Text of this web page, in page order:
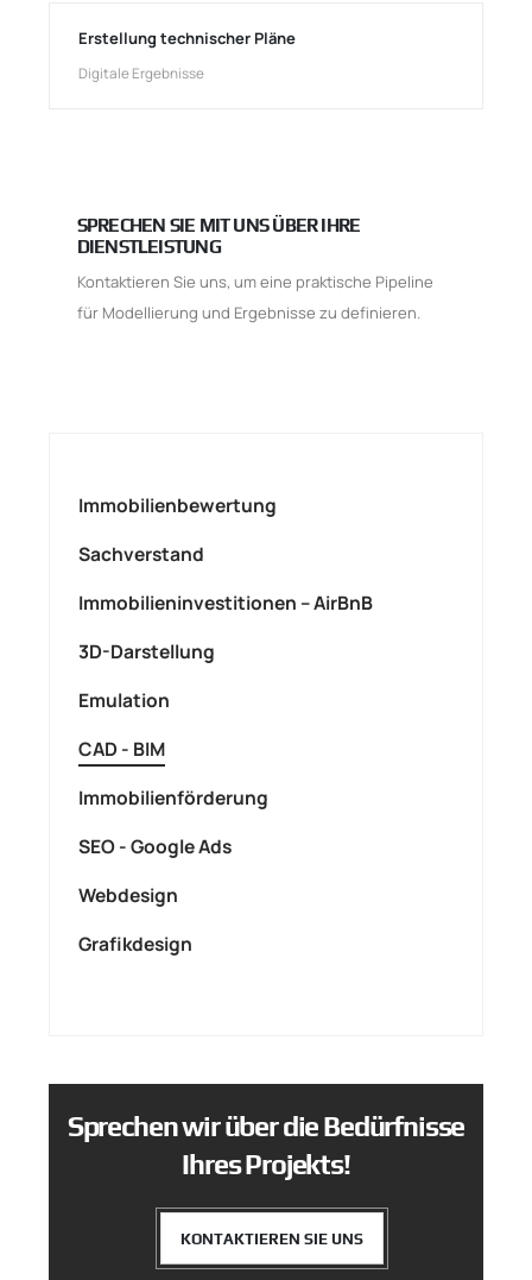
Erstellung technischer Pläne
Digitale Ergebnisse
SPRECHEN SIE MIT UNS ÜBER IHRE
DIENSTLEISTUNG
Kontaktieren Sie uns, um eine praktische Pipeline
für Modellierung und Ergebnisse zu definieren.
Immobilienbewertung
Sachverstand
Immobilieninvestitionen – AirBnB
3D-Darstellung
Emulation
CAD - BIM
Immobilienförderung
SEO - Google Ads
Webdesign
Grafikdesign
Sprechen wir über die Bedürfnisse
Ihres Projekts!
KONTAKTIEREN SIE UNS